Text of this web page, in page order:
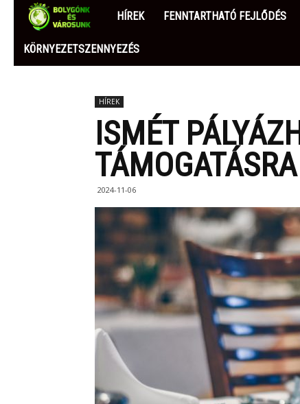
BOLYGÓNK
ÉS
HÍREK FENNTARTHATÓ FEJLŐDÉS
KÖRNYEZETSZENNYEZÉS
HÍREK
ISMÉT
2024-11-06